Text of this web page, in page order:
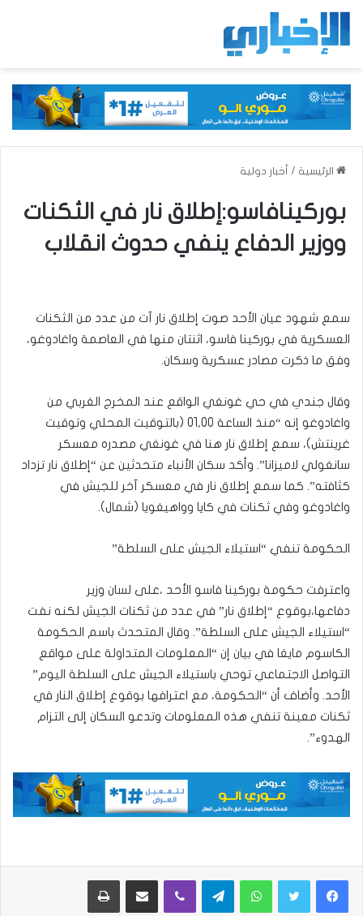
الرئيسية / أخبار دولية
بوركينافاسو:إطلاق نار في الثكنات
ووزير الدفاع ينفي حدوث انقلاب
سمع شهود عيان الأحد صوت إطلاق نار آت من عدد من الثكنات
العسكرية في بوركينا فاسو، اثنتان منها في العاصمة واغادوغو،
وفق ما ذكرت مصادر عسكرية وسكان.
وقال جندي في حي غونغي الواقع عند المخرج الغربي من
واغادوغو إنه “منذ الساعة 01,00 (بالتوقيت المحلي وتوقيت
غرينتش)، سمع إطلاق نار هنا في غونغي مصدره معسكر
سانغولي لاميزانا”. وأكد سكان الأنباء متحدثين عن “إطلاق نار تزداد
كثافته”. كما سمع إطلاق نار في معسكر آخر للجيش في
واغادوغو وفي ثكنات في كايا وواهيغويا (شمال).
الحكومة تنفي “استيلاء الجيش على السلطة”
واعترفت حكومة بوركينا فاسو الأحد ،على لسان وزير
دفاعها،بوقوع “إطلاق نار” في عدد من ثكنات الجيش لكنه نفت
“استيلاء الجيش على السلطة”. وقال المتحدث باسم الحكومة
الكاسوم مايغا في بيان إن “المعلومات المتداولة على مواقع
التواصل الاجتماعي توحي باستيلاء الجيش على السلطة اليوم”
الأحد. وأضاف أن “الحكومة، مع اعترافها بوقوع إطلاق النار في
ثكنات معينة تنفي هذه المعلومات وتدعو السكان إلى التزام
الهدوء”.
واتساب تيلقرام ڤايبر مشاركة عبر البريد طباعة